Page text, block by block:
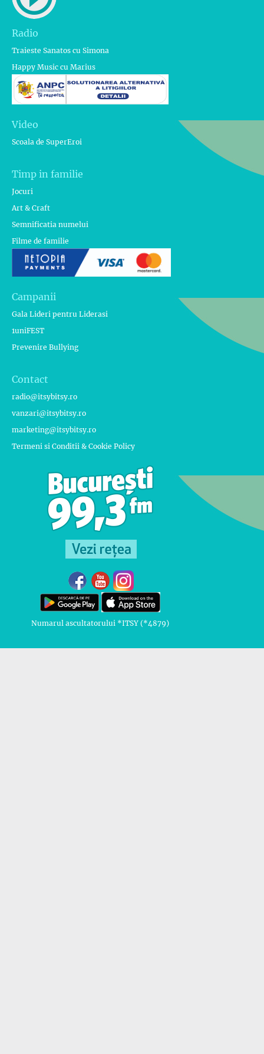
Radio
Traieste Sanatos cu Simona
Happy Music cu Marius
Video
Scoala de SuperEroi
Timp in familie
Jocuri
Art & Craft
Semnificatia numelui
Filme de familie
Campanii
Gala Lideri pentru Liderasi
1uniFEST
Prevenire Bullying
Contact
radio@itsybitsy.ro
vanzari@itsybitsy.ro
marketing@itsybitsy.ro
Termeni si Conditii & Cookie Policy
Numarul ascultatorului *ITSY (*4879)